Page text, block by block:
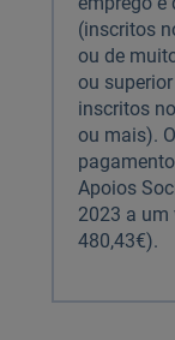
(inscritos
ou de
ou
inscritos
ou mais). O
Apoios
2023 a um
480,43€).